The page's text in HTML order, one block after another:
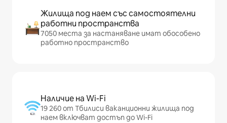
Жилища под наем със самостоятелни
работни пространства
7050 места за настаняване имат обособено
работно пространство
Наличие на Wi-Fi
19 260 от Тбилиси ваканционни жилища под
наем включват достъп до Wi-Fi